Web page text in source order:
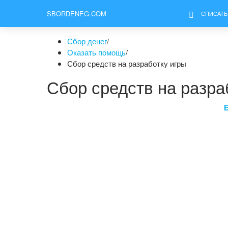
SBORDENEG.COM
Сбор денег/
Оказать помощь/
Сбор средств на разработку игры
Сбор средств на